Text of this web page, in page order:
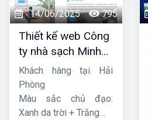
14/06/2025 795
Thiết kế web Công
ty nhà sạch Minh
Dương
Khách hàng tại Hải
Phòng
Màu sắc chủ đạo:
Xanh da trời + Trắng